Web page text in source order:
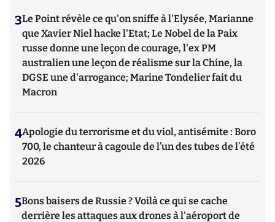
3Le Point révèle ce qu'on sniffe à l'Elysée, Marianne
que Xavier Niel hacke l'Etat; Le Nobel de la Paix
russe donne une leçon de courage, l'ex PM
australien une leçon de réalisme sur la Chine, la
DGSE une d'arrogance; Marine Tondelier fait du
Macron
4Apologie du terrorisme et du viol, antisémite : Boro
700, le chanteur à cagoule de l’un des tubes de l’été
2026
5Bons baisers de Russie ? Voilà ce qui se cache
derrière les attaques aux drones à l'aéroport de